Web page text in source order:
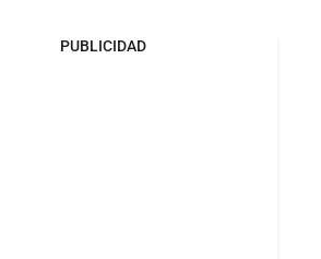
PUBLICIDAD